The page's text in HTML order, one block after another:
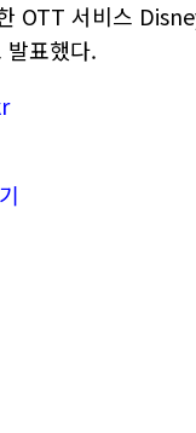
OTT 서비스
표했다.